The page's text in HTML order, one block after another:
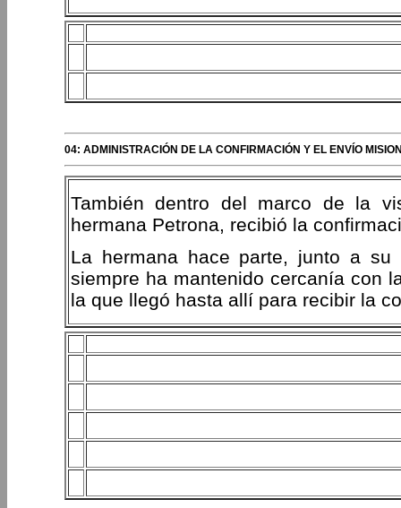
04: ADMINISTRACIÓN DE LA CONFIRMACIÓN Y EL ENVÍO
También dentro del marco de la
hermana Petrona, recibió la
La hermana hace parte, junto a
siempre ha mantenido cercanía con
la que llegó hasta allí para recibir la